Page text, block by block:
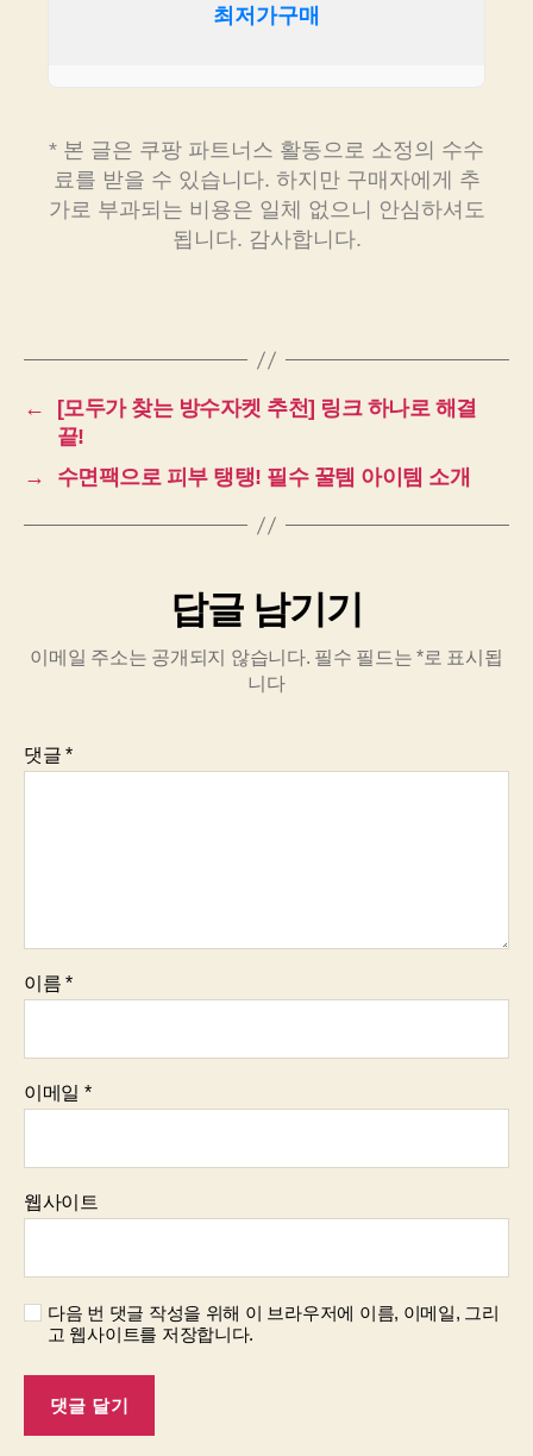
최저가구매
* 본 글은 쿠팡 파트너스 활동으로 소정의 수수
료를 받을 수 있습니다. 하지만 구매자에게 추
가로 부과되는 비용은 일체 없으니 안심하셔도
됩니다. 감사합니다.
←
[모두가 찾는 방수자켓 추천] 링크 하나로 해결
끝!
→
수면팩으로 피부 탱탱! 필수 꿀템 아이템 소개
답글 남기기
이메일 주소는 공개되지 않습니다. 필수 필드는*로 표시됩
니다
댓글*
이름*
이메일 *
웹사이트
다음 번 댓글 작성을 위해 이 브라우저에 이름, 이메일, 그리
고 웹사이트를 저장합니다.